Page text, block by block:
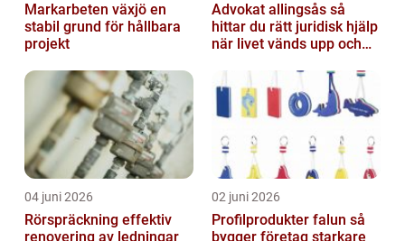
Markarbeten växjö en
stabil grund för hållbara
projekt
Advokat allingsås så
hittar du rätt juridisk hjälp
när livet vänds upp och
04 juni 2026
Rörspräckning effektiv
renovering av ledningar
02 juni 2026
Profilprodukter falun så
bygger företag starkare